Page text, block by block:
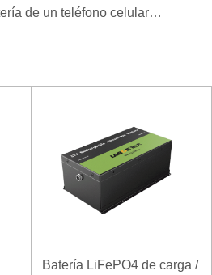
de un teléfono celular
Batería LiFePO4 de carga /